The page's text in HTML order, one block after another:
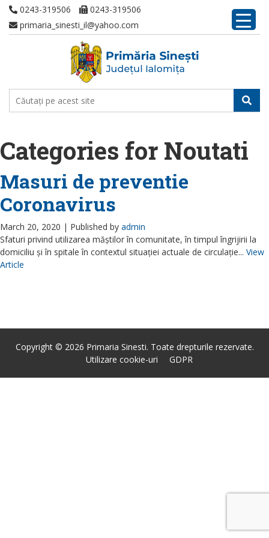
0243-319506
0243-319506
primaria_sinesti_il@yahoo.com
Categories for Noutati
Masuri de preventie
Coronavirus
March 20, 2020 | Published by admin
Sfaturi privind utilizarea măștilor în comunitate, în timpul îngrijirii la
domiciliu și în spitale în contextul situației actuale de circulație... View
Article
Copyright © 2026 Primaria Sinesti. Toate drepturile rezervate.
Utilizare cookie-uri
GDPR